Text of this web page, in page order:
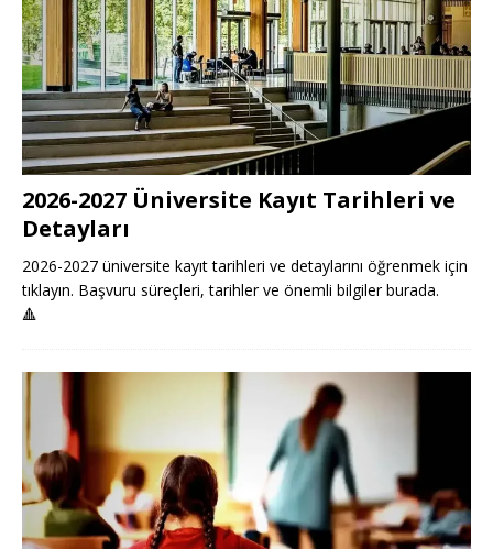
2026-2027 Üniversite Kayıt Tarihleri ve
Detayları
2026-2027 üniversite kayıt tarihleri ve detaylarını öğrenmek için
tıklayın. Başvuru süreçleri, tarihler ve önemli bilgiler burada.
🔺